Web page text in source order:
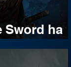
Sword ha